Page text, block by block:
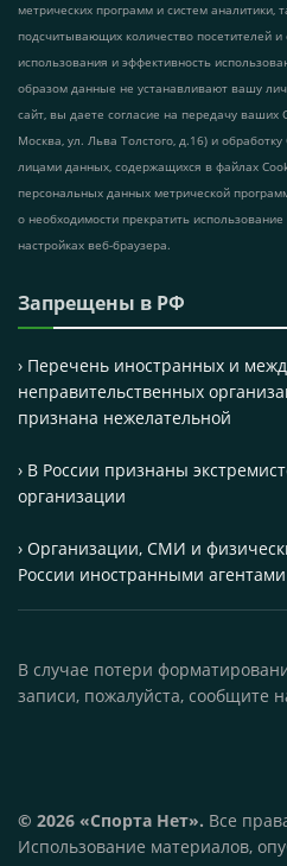
метрических программ и систем аналитики,
подсчитывающих количество посетителей
использования и эффективность
образом данные не устанавливают вашу
сайт, вы даете согласие на передачу ваших
Москва, ул. Льва Толстого, д.16) и
лицами данных, содержащихся в файлах
персональных данных метрической
о необходимости прекратить
настройках веб-браузера.
Запрещены в РФ
› Перечень иностранных и
неправительственных
признана нежелательной
› В России признаны
организации
› Организации, СМИ и
России иностранными агентами
В случае потери
записи, пожалуйста, сообщите
© 2026 «Спорта Нет». Все
Использование материалов,